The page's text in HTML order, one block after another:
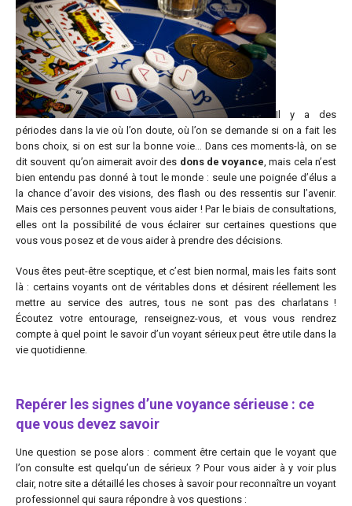
Il y a des
périodes dans la vie où l’on doute, où l’on se demande si on a fait les
bons choix, si on est sur la bonne voie… Dans ces moments-là, on se
dit souvent qu’on aimerait avoir des dons de voyance , mais cela n’est
bien entendu pas donné à tout le monde : seule une poignée d’élus a
la chance d’avoir des visions, des flash ou des ressentis sur l’avenir.
Mais ces personnes peuvent vous aider ! Par le biais de consultations,
elles ont la possibilité de vous éclairer sur certaines questions que
vous vous posez et de vous aider à prendre des décisions.
Vous êtes peut-être sceptique, et c’est bien normal, mais les faits sont
là : certains voyants ont de véritables dons et désirent réellement les
mettre au service des autres, tous ne sont pas des charlatans !
Écoutez votre entourage, renseignez-vous, et vous vous rendrez
compte à quel point le savoir d’un voyant sérieux peut être utile dans la
vie quotidienne.
Repérer les signes d’une voyance sérieuse : ce
que vous devez savoir
Une question se pose alors : comment être certain que le voyant que
l’on consulte est quelqu’un de sérieux ? Pour vous aider à y voir plus
clair, notre site a détaillé les choses à savoir pour reconnaître un voyant
professionnel qui saura répondre à vos questions :